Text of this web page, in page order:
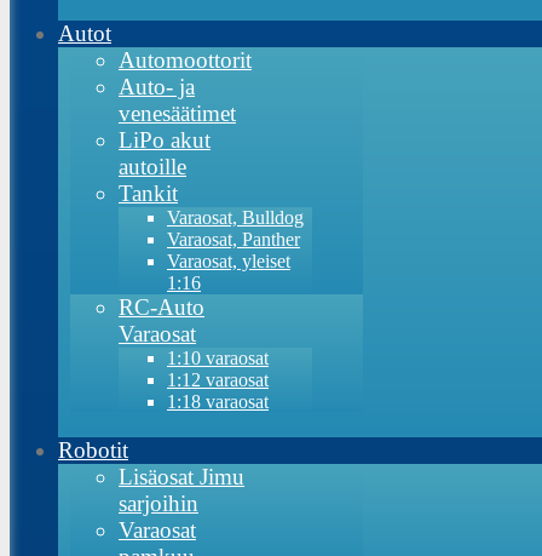
Autot
Automoottorit
Auto- ja
venesäätimet
LiPo akut
autoille
Tankit
Varaosat, Bulldog
Varaosat, Panther
Varaosat, yleiset
1:16
RC-Auto
Varaosat
1:10 varaosat
1:12 varaosat
1:18 varaosat
Robotit
Lisäosat Jimu
sarjoihin
Varaosat